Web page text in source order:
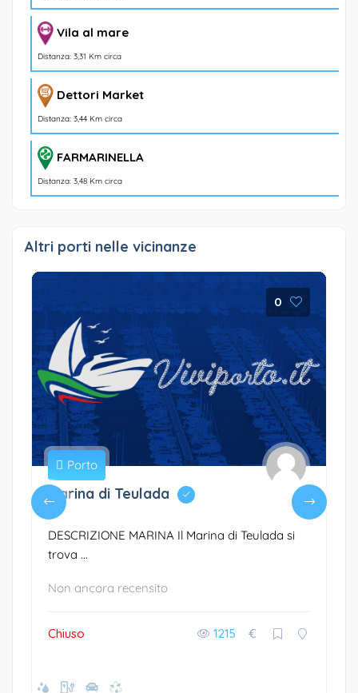
Vila al mare
Distanza: 3,31 Km circa
Dettori Market
Distanza: 3,44 Km circa
FARMARINELLA
Distanza: 3,48 Km circa
Altri porti nelle vicinanze
0
Porto
Marina di Teulada
DESCRIZIONE MARINA Il Marina di Teulada si
trova ...
Non ancora recensito
Chiuso 1215 €